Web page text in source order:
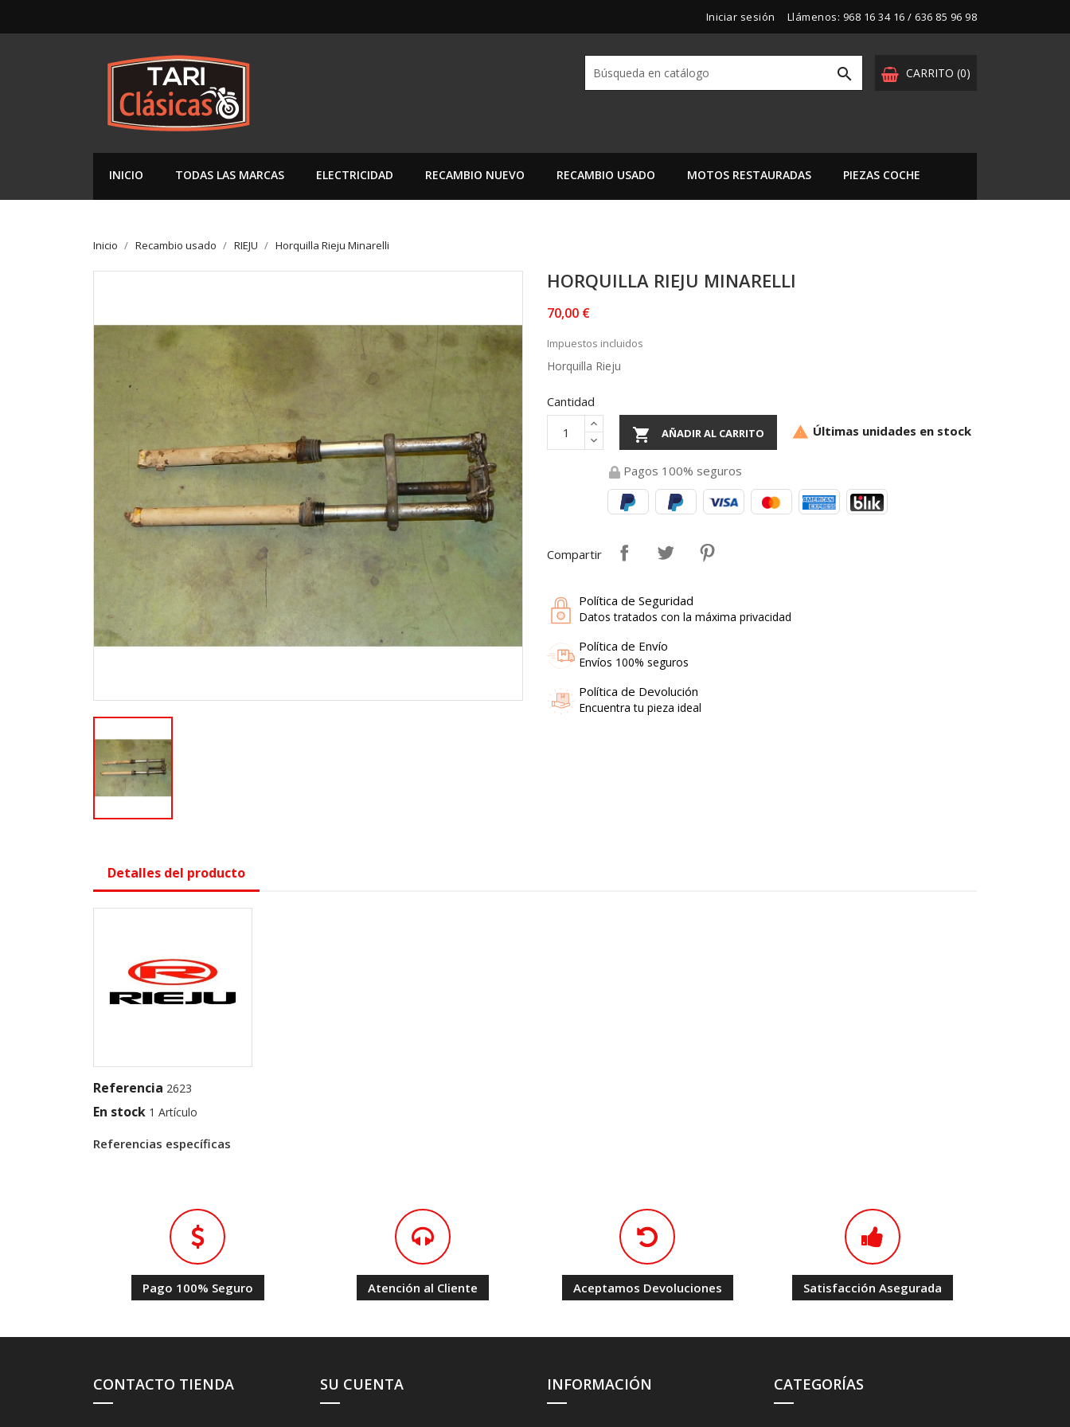
Iniciar sesión Llámenos: 968 16 34 16 / 636 85 96 98
CARRITO (0)

INICIO TODAS LAS MARCAS ELECTRICIDAD RECAMBIO NUEVO RECAMBIO USADO MOTOS RESTAURADAS PIEZAS COCHE
Inicio Recambio usado RIEJU Horquilla Rieju Minarelli
HORQUILLA RIEJU MINARELLI
70,00 €
Impuestos incluidos
Horquilla Rieju
Cantidad
 AÑADIR AL CARRITO  Últimas unidades en stock
Pagos 100% seguros
Compartir
Política de Seguridad
Datos tratados con la máxima privacidad
Política de Envío
Envíos 100% seguros
Política de Devolución
Encuentra tu pieza ideal
Detalles del producto
Referencia 2623
En stock 1 Artículo
Referencias específicas
Pago 100% Seguro Atención al Cliente Aceptamos Devoluciones Satisfacción Asegurada
CONTACTO TIENDA SU CUENTA INFORMACIÓN CATEGORÍAS